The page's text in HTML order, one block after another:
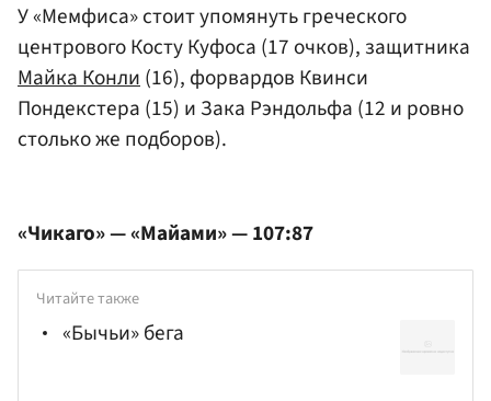
У «Мемфиса» стоит упомянуть греческого
центрового Косту Куфоса (17 очков), защитника
Майка Конли(16), форвардов Квинси
Пондекстера (15) и Зака Рэндольфа (12 и ровно
столько же подборов).
«Чикаго» — «Майами» — 107:87
Читайте также
«Бычьи» бега